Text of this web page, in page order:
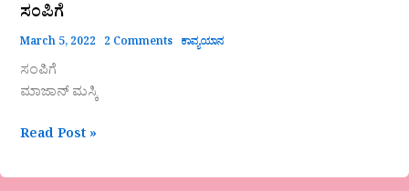
ಸಂಪಿಗೆ
March 5, 2022 2 Comments ಕಾವ್ಯಯಾನ
ಸಂಪಿಗೆ
ಮಾಜಾನ್ ಮಸ್ಕಿ
Read Post »